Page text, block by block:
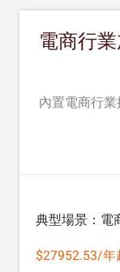
電商行
內置電商行
典型場景：電
$27952.53/年